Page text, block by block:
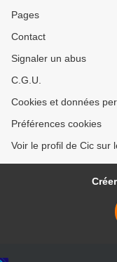
Pages
Contact
Signaler un abus
C.G.U.
Cookies et données
Préférences cookies
Voir le profil de Cic sur